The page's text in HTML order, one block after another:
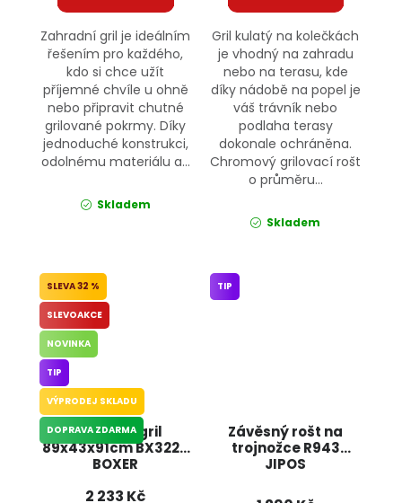
Zahradní gril je ideálním
řešením pro každého,
kdo si chce užít
příjemné chvíle u ohně
nebo připravit chutné
grilované pokrmy. Díky
jednoduché konstrukci,
odolnému materiálu a...
Skladem
Gril kulatý na kolečkách
je vhodný na zahradu
nebo na terasu, kde
díky nádobě na popel je
váš trávník nebo
podlaha terasy
dokonale ochráněna.
Chromový grilovací rošt
o průměru...
Skladem
Zahradní gril
89x43x91cm BX3226
BOXER
32 %
SLEVOAKCE
NOVINKA
TIP
VÝPRODEJ SKLADU
DOPRAVA ZDARMA
2 233 Kč
Závěsný rošt na
trojnožce R943
JIPOS
TIP